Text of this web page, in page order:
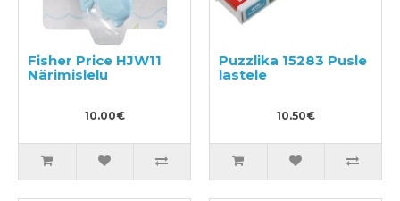
Fisher Price HJW11
Närimislelu
10.00€
Puzzlika 15283 Pusle
lastele
10.50€